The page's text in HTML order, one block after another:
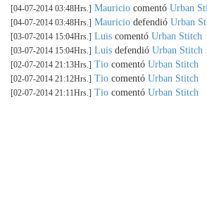
[04-07-2014 03:48Hrs.] Mauricio comentó Urban
[04-07-2014 03:48Hrs.] Mauricio defendió Urban
[03-07-2014 15:04Hrs.] Luis comentó Urban Stitch
[03-07-2014 15:04Hrs.] Luis defendió Urban Stitch
[02-07-2014 21:13Hrs.] Tio comentó Urban Stitch
[02-07-2014 21:12Hrs.] Tio comentó Urban Stitch
[02-07-2014 21:11Hrs.] Tio comentó Urban Stitch